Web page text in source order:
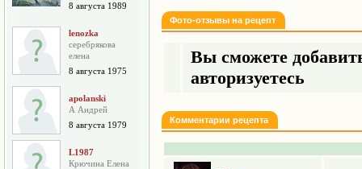
8 августа 1989
lenozka
серебрякова
елена
8 августа 1975
apolanski
А Андрей
8 августа 1979
L1987
Крючина Елена
Фото-отзывы на рецепт
Вы сможете
авторизуетесь
Комментарии рецепта